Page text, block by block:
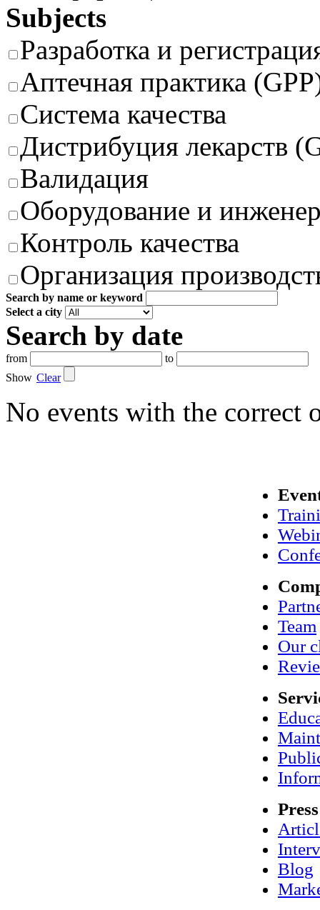
Subjects
Разработка и
Аптечная практика
Система качества
Дистрибуция лекарств
Валидация
Оборудование и
Контроль качества
Организация
Search by name or keyword
Select a city
Search by date
from
to
Show Clear
No events with the correct
Team
Our
Press
Blog